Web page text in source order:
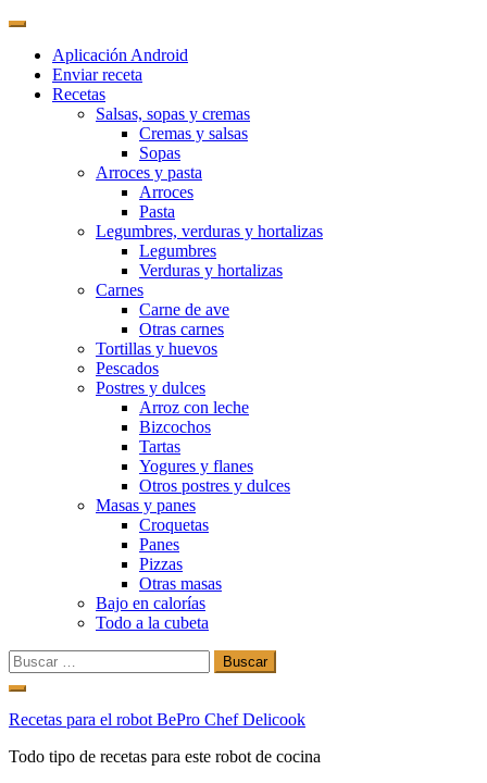
Aplicación Android
Enviar receta
Recetas
Salsas, sopas y cremas
Cremas y salsas
Sopas
Arroces y pasta
Arroces
Pasta
Legumbres, verduras y hortalizas
Legumbres
Verduras y hortalizas
Carnes
Carne de ave
Otras carnes
Tortillas y huevos
Pescados
Postres y dulces
Arroz con leche
Bizcochos
Tartas
Yogures y flanes
Otros postres y dulces
Masas y panes
Croquetas
Panes
Pizzas
Otras masas
Bajo en calorías
Todo a la cubeta
Buscar:
Ir
contenido
Recetas para el robot BePro Chef Delicook
Todo tipo de recetas para este robot de cocina